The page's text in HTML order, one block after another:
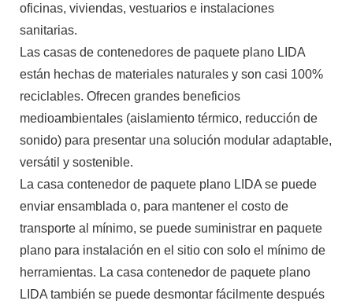
oficinas, viviendas, vestuarios e instalaciones
sanitarias.
Las casas de contenedores de paquete plano LIDA
están hechas de materiales naturales y son casi 100%
reciclables. Ofrecen grandes beneficios
medioambientales (aislamiento térmico, reducción de
sonido) para presentar una solución modular adaptable,
versátil y sostenible.
La casa contenedor de paquete plano LIDA se puede
enviar ensamblada o, para mantener el costo de
transporte al mínimo, se puede suministrar en paquete
plano para instalación en el sitio con solo el mínimo de
herramientas. La casa contenedor de paquete plano
LIDA también se puede desmontar fácilmente después